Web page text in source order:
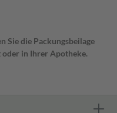
Sie die Packungsbeilage
in Ihrer Apotheke.